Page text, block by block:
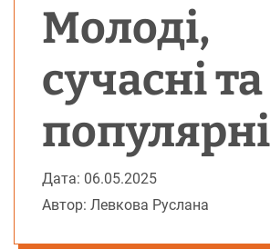
Молоді,
сучасні та
популярні
українські
співачки
Дата: 06.05.2025
Автор: Левкова Руслана